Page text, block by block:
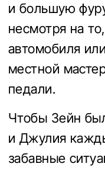
и большую
несмотря на
автомобиля
местной
педали.
Чтобы Зейн
и Джулия
забавные